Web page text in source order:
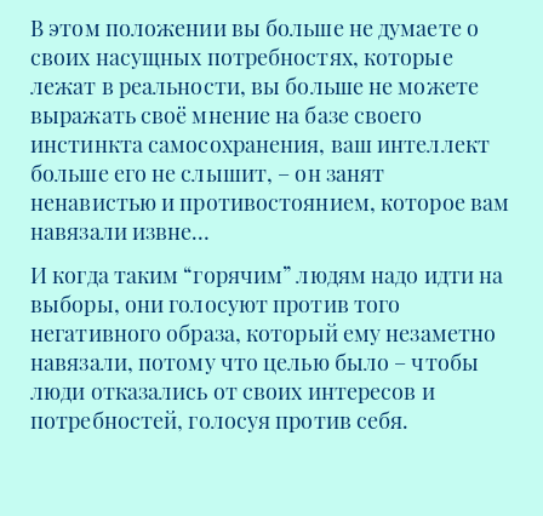
В этом положении вы больше не думаете о
своих насущных потребностях, которые
лежат в реальности, вы больше не можете
выражать своё мнение на базе своего
инстинкта самосохранения, ваш интеллект
больше его не слышит, – он занят
ненавистью и противостоянием, которое вам
навязали извне…
И когда таким “горячим” людям надо идти на
выборы, они голосуют против того
негативного образа, который ему незаметно
навязали, потому что целью было – чтобы
люди отказались от своих интересов и
потребностей, голосуя против себя.